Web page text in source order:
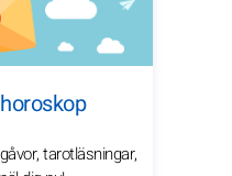
skådespelare idag?
tarotläsningar,